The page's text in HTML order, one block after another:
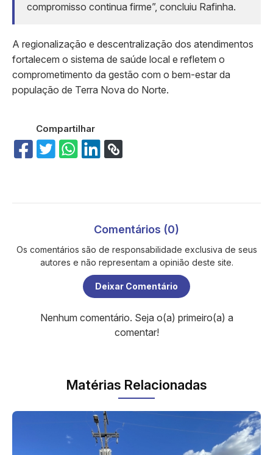
compromisso continua firme”, concluiu Rafinha.
A regionalização e descentralização dos atendimentos
fortalecem o sistema de saúde local e refletem o
comprometimento da gestão com o bem-estar da
população de Terra Nova do Norte.
Compartilhar
Comentários (0)
Os comentários são de responsabilidade exclusiva de seus
autores e não representam a opinião deste site.
Deixar Comentário
Nenhum comentário. Seja o(a) primeiro(a) a
comentar!
Matérias Relacionadas